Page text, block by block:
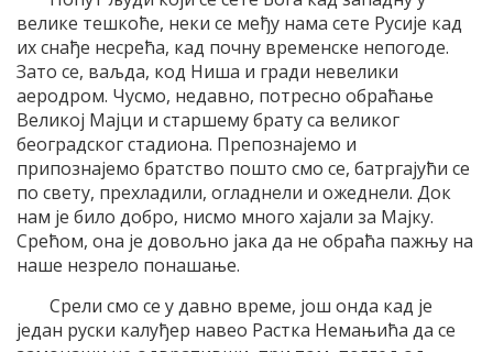
велике тешкоће, неки се међу нама сете Русије кад
их снађе несрећа, кад почну временске непогоде.
Зато се, ваљда, код Ниша и гради невелики
аеродром. Чусмо, недавно, потресно обраћање
Великој Мајци и старшему брату са великог
београдског стадиона. Препознајемо и
припознајемо братство пошто смо се, батргајући се
по свету, прехладили, огладнели и ожеднели. Док
нам је било добро, нисмо много хајали за Мајку.
Срећом, она је довољно јака да не обраћа пажњу на
наше незрело понашање.
Срели смо се у давно време, још онда кад је
један руски калуђер навео Растка Немањића да се